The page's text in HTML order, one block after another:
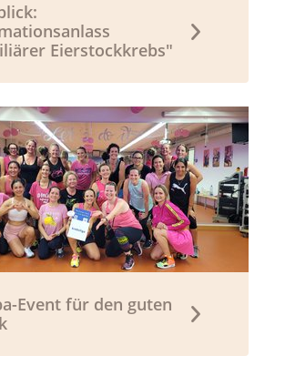
Eierstockkrebs"
Event für den guten